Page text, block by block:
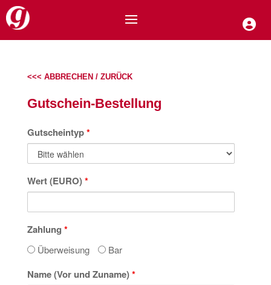
<<< ABBRECHEN / ZURÜCK
Gutschein-Bestellung
Gutscheintyp*
Wert (EURO)*
Zahlung *
Überweisung Bar
Name (Vor und Zuname)*